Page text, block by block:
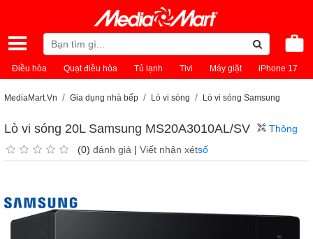
Điều hòa Quạt điều hòa Tủ lạnh Tivi Máy giặt iPhone 17
MediaMart.Vn Gia dụng nhà bếp Lò vi sóng Lò vi sóng Samsung
Lò vi sóng 20L Samsung MS20A3010AL/SV
(0) đánh giá | Viết nhận xét
Thông
số